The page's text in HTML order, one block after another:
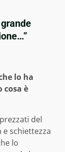
lo ha
cosa è
del
e schiettezza
lo